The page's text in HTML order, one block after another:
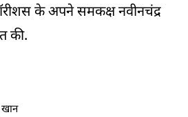
के अपने समकक्ष नवीनचंद्र
की.
खान